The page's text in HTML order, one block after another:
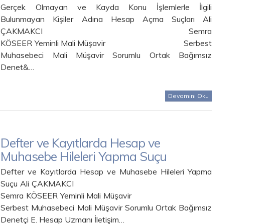
Gerçek Olmayan ve Kayda Konu İşlemlerle İlgili
Bulunmayan Kişiler Adına Hesap Açma Suçları Ali
ÇAKMAKCI Semra
KÖSEER Yeminli Mali Müşavir Serbest
Muhasebeci Mali Müşavir Sorumlu Ortak Bağımsız
Denet&…
Devamını Oku
Defter ve Kayıtlarda Hesap ve
Muhasebe Hileleri Yapma Suçu
Defter ve Kayıtlarda Hesap ve Muhasebe Hileleri Yapma
Suçu Ali ÇAKMAKCI
Semra KÖSEER Yeminli Mali Müşavir
Serbest Muhasebeci Mali Müşavir Sorumlu Ortak Bağımsız
Denetçi E. Hesap Uzmanı İletişim…